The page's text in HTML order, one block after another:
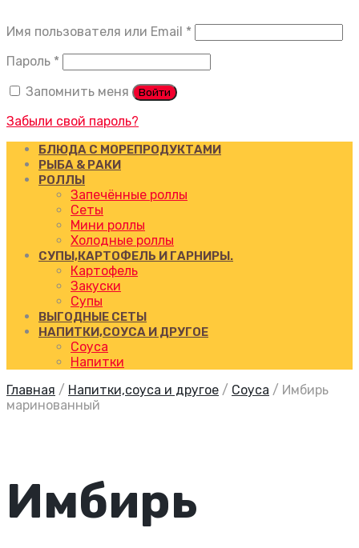
Имя пользователя или Email *
Пароль *
Запомнить меня Войти
Забыли свой пароль?
БЛЮДА С МОРЕПРОДУКТАМИ
РЫБА & РАКИ
РОЛЛЫ
Запечённые роллы
Сеты
Мини роллы
Холодные роллы
СУПЫ,КАРТОФЕЛЬ И ГАРНИРЫ.
Картофель
Закуски
Супы
ВЫГОДНЫЕ СЕТЫ
НАПИТКИ,СОУСА И ДРУГОЕ
Соуса
Напитки
Главная / Напитки,соуса и другое / Соуса / Имбирь
маринованный
Имбирь